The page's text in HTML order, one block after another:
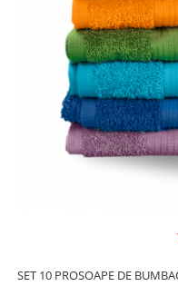
SET 10 PROSOAPE DE